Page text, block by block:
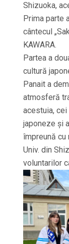
Shizuoka,
Prima parte
cântecul
KAWARA.
Partea a
cultură
Panait a
atmosferă
acestuia,
japoneze și
împreună cu
Univ. din
voluntarilor